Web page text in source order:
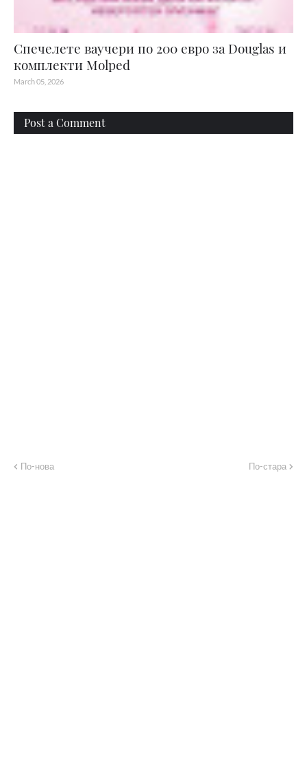
Спечелете ваучери по 200 евро за Douglas и
комплекти Molped
March 05, 2026
Post a Comment
По-нова По-стара